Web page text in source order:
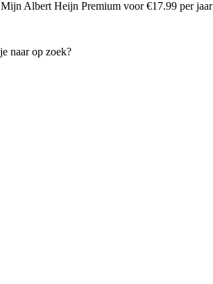
Mijn Albert Heijn Premium voor €17.99 per jaar